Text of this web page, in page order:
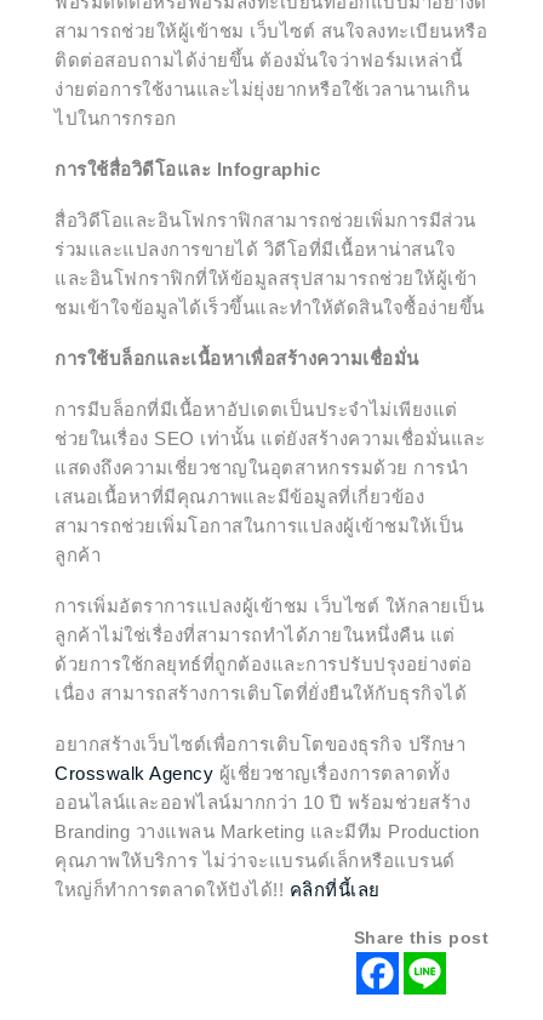
สามารถช่วยให้ผู้เข้าชม เว็บไซต์ สนใจลงทะเบียนหรือ
ติดต่อสอบถามได้ง่ายขึ้น ต้องมั่นใจว่าฟอร์มเหล่านี้
ง่ายต่อการใช้งานและไม่ยุ่งยากหรือใช้เวลานานเกิน
ไปในการกรอก
การใช้สื่อวิดีโอและ Infographic
สื่อวิดีโอและอินโฟกราฟิกสามารถช่วยเพิ่มการมีส่วน
ร่วมและแปลงการขายได้ วิดีโอที่มีเนื้อหาน่าสนใจ
และอินโฟกราฟิกที่ให้ข้อมูลสรุปสามารถช่วยให้ผู้เข้า
ชมเข้าใจข้อมูลได้เร็วขึ้นและทำให้ตัดสินใจซื้อง่ายขึ้น
การใช้บล็อกและเนื้อหาเพื่อสร้างความเชื่อมั่น
การมีบล็อกที่มีเนื้อหาอัปเดตเป็นประจำไม่เพียงแต่
ช่วยในเรื่อง SEO เท่านั้น แต่ยังสร้างความเชื่อมั่นและ
แสดงถึงความเชี่ยวชาญในอุตสาหกรรมด้วย การนำ
เสนอเนื้อหาที่มีคุณภาพและมีข้อมูลที่เกี่ยวข้อง
สามารถช่วยเพิ่มโอกาสในการแปลงผู้เข้าชมให้เป็น
ลูกค้า
การเพิ่มอัตราการแปลงผู้เข้าชม เว็บไซต์ ให้กลายเป็น
ลูกค้าไม่ใช่เรื่องที่สามารถทำได้ภายในหนึ่งคืน แต่
ด้วยการใช้กลยุทธ์ที่ถูกต้องและการปรับปรุงอย่างต่อ
เนื่อง สามารถสร้างการเติบโตที่ยั่งยืนให้กับธุรกิจได้
อยากสร้างเว็บไซต์เพื่อการเติบโตของธุรกิจ ปรึกษา
Crosswalk Agency ผู้เชี่ยวชาญเรื่องการตลาดทั้ง
ออนไลน์และออฟไลน์มากกว่า 10 ปี พร้อมช่วยสร้าง
Branding วางแพลน Marketing และมีทีม Production
คุณภาพให้บริการ ไม่ว่าจะแบรนด์เล็กหรือแบรนด์
ใหญ่ก็ทำการตลาดให้ปังได้!! คลิกที่นี้เลย
Share this post